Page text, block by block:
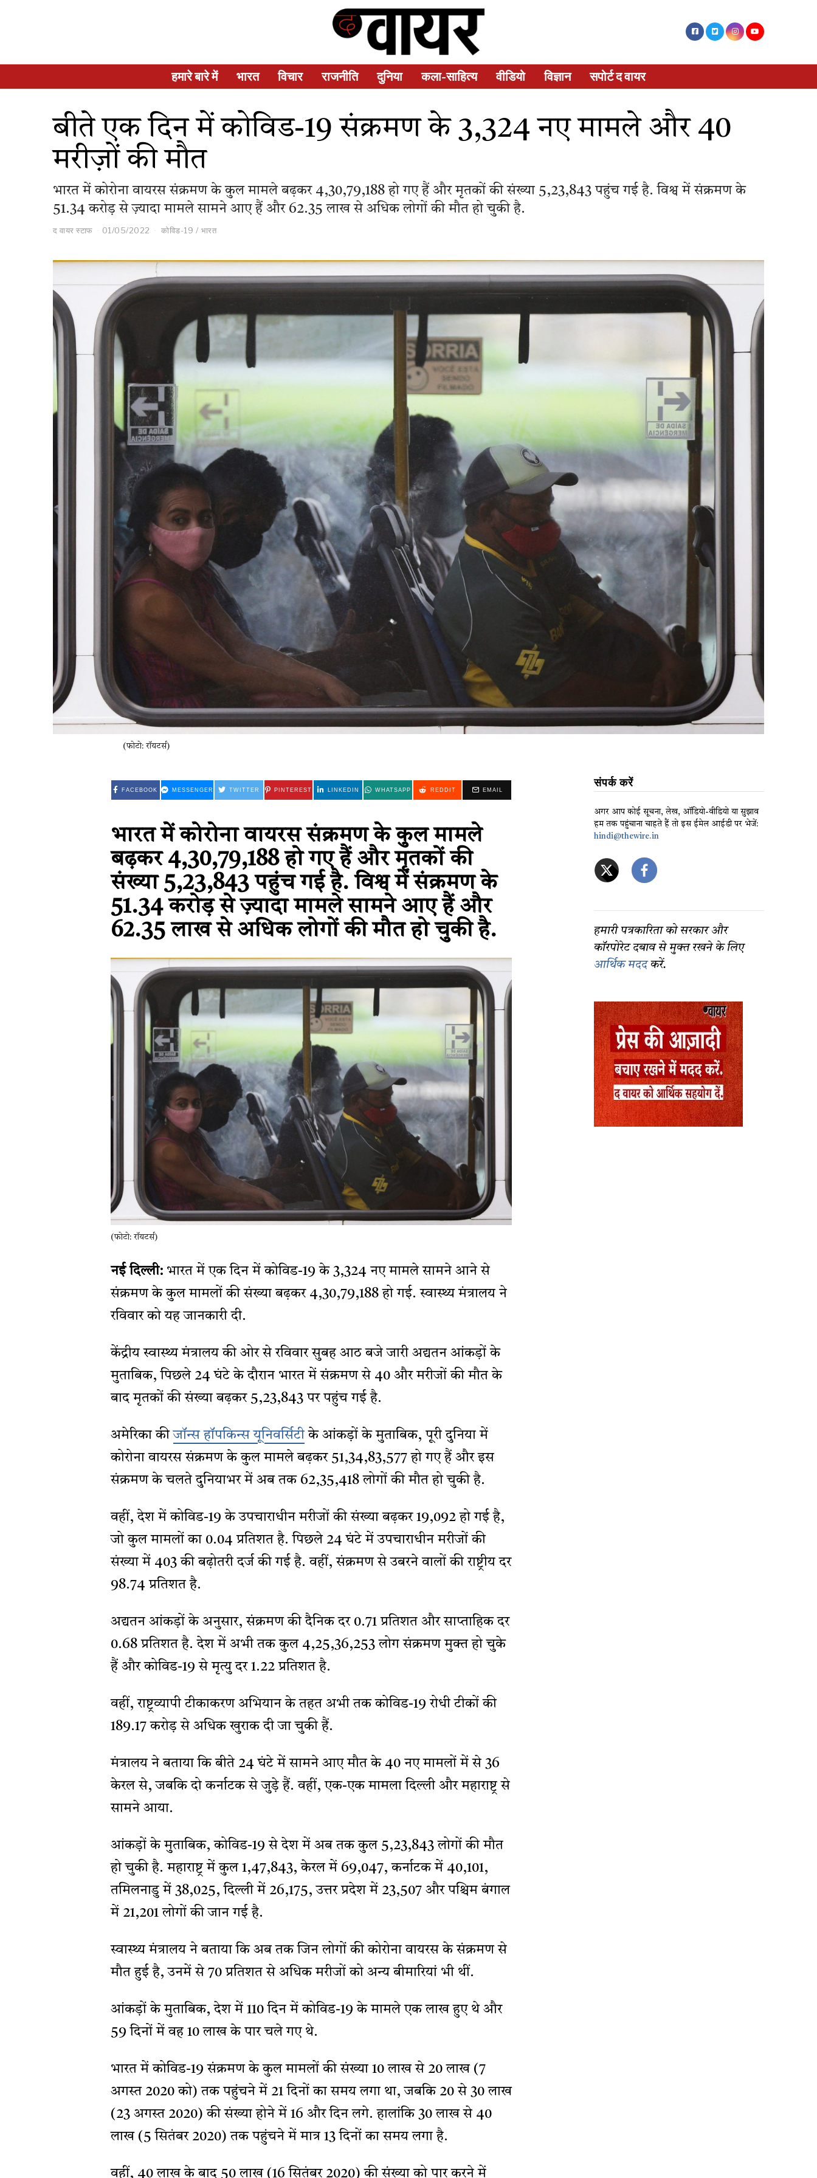
हमारे बारे में भारत विचार राजनीति दुनिया कला-साहित्य वीडियो विज्ञान सपोर्ट द वायर
बीते एक दिन में कोविड-19 संक्रमण के 3,324 नए मामले और 40
मरीज़ों की मौत
भारत में कोरोना वायरस संक्रमण के कुल मामले बढ़कर 4,30,79,188 हो गए हैं और मृतकों की संख्या 5,23,843 पहुंच गई है. विश्व में संक्रमण के
51.34 करोड़ से ज़्यादा मामले सामने आए हैं और 62.35 लाख से अधिक लोगों की मौत हो चुकी है.
द वायर स्टाफ 01/05/2022 कोविड-19 / भारत
(फोटो: रॉयटर्स)
FACEBOOK MESSENGER TWITTER PINTEREST LINKEDIN WHATSAPP REDDIT EMAIL
भारत में कोरोना वायरस संक्रमण के कुल मामले
बढ़कर 4,30,79,188 हो गए हैं और मृतकों की
संख्या 5,23,843 पहुंच गई है. विश्व में संक्रमण के
51.34 करोड़ से ज़्यादा मामले सामने आए हैं और
62.35 लाख से अधिक लोगों की मौत हो चुकी है.
(फोटो: रॉयटर्स)
नई दिल्ली: भारत में एक दिन में कोविड-19 के 3,324 नए मामले सामने आने से
संक्रमण के कुल मामलों की संख्या बढ़कर 4,30,79,188 हो गई. स्वास्थ्य मंत्रालय ने
रविवार को यह जानकारी दी.
केंद्रीय स्वास्थ्य मंत्रालय की ओर से रविवार सुबह आठ बजे जारी अद्यतन आंकड़ों के
मुताबिक, पिछले 24 घंटे के दौरान भारत में संक्रमण से 40 और मरीजों की मौत के
बाद मृतकों की संख्या बढ़कर 5,23,843 पर पहुंच गई है.
अमेरिका कीजॉन्स हॉपकिन्स यूनिवर्सिटीके आंकड़ों के मुताबिक, पूरी दुनिया में
कोरोना वायरस संक्रमण के कुल मामले बढ़कर 51,34,83,577 हो गए हैं और इस
संक्रमण के चलते दुनियाभर में अब तक 62,35,418 लोगों की मौत हो चुकी है.
वहीं, देश में कोविड-19 के उपचाराधीन मरीजों की संख्या बढ़कर 19,092 हो गई है,
जो कुल मामलों का 0.04 प्रतिशत है. पिछले 24 घंटे में उपचाराधीन मरीजों की
संख्या में 403 की बढ़ोतरी दर्ज की गई है. वहीं, संक्रमण से उबरने वालों की राष्ट्रीय दर
98.74 प्रतिशत है.
अद्यतन आंकड़ों के अनुसार, संक्रमण की दैनिक दर 0.71 प्रतिशत और साप्ताहिक दर
0.68 प्रतिशत है. देश में अभी तक कुल 4,25,36,253 लोग संक्रमण मुक्त हो चुके
हैं और कोविड-19 से मृत्यु दर 1.22 प्रतिशत है.
वहीं, राष्ट्रव्यापी टीकाकरण अभियान के तहत अभी तक कोविड-19 रोधी टीकों की
189.17 करोड़ से अधिक खुराक दी जा चुकी हैं.
मंत्रालय ने बताया कि बीते 24 घंटे में सामने आए मौत के 40 नए मामलों में से 36
केरल से, जबकि दो कर्नाटक से जुड़े हैं. वहीं, एक-एक मामला दिल्ली और महाराष्ट्र से
सामने आया.
आंकड़ों के मुताबिक, कोविड-19 से देश में अब तक कुल 5,23,843 लोगों की मौत
हो चुकी है. महाराष्ट्र में कुल 1,47,843, केरल में 69,047, कर्नाटक में 40,101,
तमिलनाडु में 38,025, दिल्ली में 26,175, उत्तर प्रदेश में 23,507 और पश्चिम बंगाल
में 21,201 लोगों की जान गई है.
स्वास्थ्य मंत्रालय ने बताया कि अब तक जिन लोगों की कोरोना वायरस के संक्रमण से
मौत हुई है, उनमें से 70 प्रतिशत से अधिक मरीजों को अन्य बीमारियां भी थीं.
आंकड़ों के मुताबिक, देश में 110 दिन में कोविड-19 के मामले एक लाख हुए थे और
59 दिनों में वह 10 लाख के पार चले गए थे.
भारत में कोविड-19 संक्रमण के कुल मामलों की संख्या 10 लाख से 20 लाख (7
अगस्त 2020 को) तक पहुंचने में 21 दिनों का समय लगा था, जबकि 20 से 30 लाख
(23 अगस्त 2020) की संख्या होने में 16 और दिन लगे. हालांकि 30 लाख से 40
लाख (5 सितंबर 2020) तक पहुंचने में मात्र 13 दिनों का समय लगा है.
वहीं, 40 लाख के बाद 50 लाख (16 सितंबर 2020) की संख्या को पार करने में
संपर्क करें
अगर आप कोई सूचना, लेख, ऑडियो-वीडियो या सुझाव
हम तक पहुंचाना चाहते हैं तो इस ईमेल आईडी पर भेजें:
hindi@thewire.in
हमारी पत्रकारिता को सरकार और
कॉरपोरेट दबाव से मुक्त रखने के लिए
आर्थिक मददकरें.